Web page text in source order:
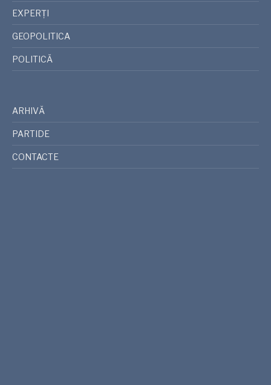
EXPERȚI
GEOPOLITICA
POLITICĂ
ARHIVĂ
PARTIDE
CONTACTE